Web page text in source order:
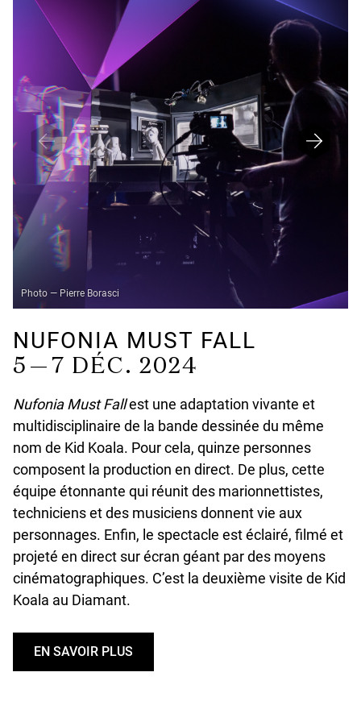
NUFONIA MUST FALL
5 — 7 DÉC. 2024
Nufonia Must Fallest une adaptation vivante et
multidisciplinaire de la bande dessinée du même
nom de Kid Koala. Pour cela, quinze personnes
composent la production en direct. De plus, cette
équipe étonnante qui réunit des marionnettistes,
techniciens et des musiciens donnent vie aux
personnages. Enfin, le spectacle est éclairé, filmé et
projeté en direct sur écran géant par des moyens
cinématographiques. C’est la deuxième visite de Kid
Koala au Diamant.
EN SAVOIR PLUS
U
Photo — Pierre Borasci